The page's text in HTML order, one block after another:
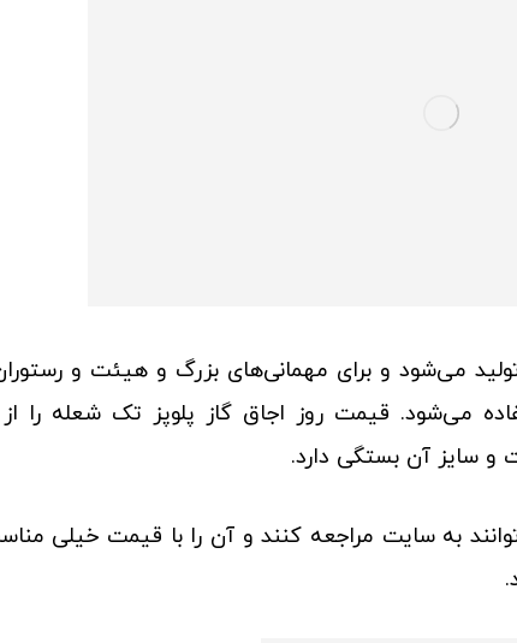
می‌شود و برای مهمانی‌های بزرگ و هیئت و
می‌شود. قیمت روز اجاق گاز پلوپز تک شعله را
سایز آن بستگی دارد.
به سایت مراجعه کنند و آن را با قیمت خیلی